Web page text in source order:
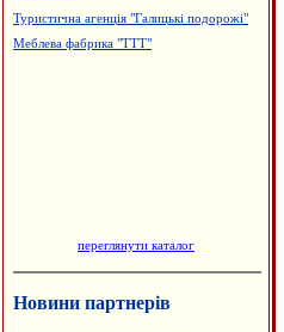
Туристична агенція "Галицькі подорожі"
Меблева фабрика "ТТТ"
переглянути каталог
Новини партнерів